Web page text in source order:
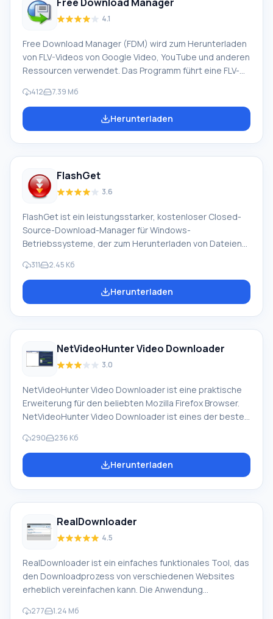
der auf der Website bereitgestellten Form. Das
Programm liest den Link und beginnt mit dem
4.1
Free Download Manager (FDM) wird zum Herunterladen
von FLV-Videos von Google Video, YouTube und anderen
Ressourcen verwendet. Das Programm führt eine FLV-
Archiven ist möglich. Der Manager verfügt über eine
benutzerfreundliche, intuitive Oberfläche. Er ist ein
Manager, Site-Viewer, Beschleuniger und
Hauptfunktionen: Open Source, integrierter FTP-Client,
Möglichkeit zum Erstellen von Torrent-Dateien. Ray
412 7.39 Mб
Herunterladen
FlashGet
3.6
FlashGet ist ein leistungsstarker, kostenloser Closed-
Source-Download-Manager für Windows-
Betriebssysteme, der zum Herunterladen von Dateien
erheblich erhöht sowie die Dateien während und nach
dem Download effizient und schnell verwaltet. FlashGet
gilt als einer der besten Manager und behauptet
das 6- bis 10-fache, indem Dateien in Teile aufgeteilt
und gleichzeitig heruntergeladen werden. Darüber
311 2.45 Кб
Herunterladen
NetVideoHunter Video Downloader
3.0
NetVideoHunter Video Downloader ist eine praktische
Erweiterung für den beliebten Mozilla Firefox Browser.
NetVideoHunter Video Downloader ist eines der besten
benötigten Audio- und Videodateien von den
beliebtesten Internetressourcen (YouTube, Facebook,
VKontakte, Metacafe, Dailymotion, Break, DivShare und
Sie können die Auflösung (360p, 480p, 720p, 1080p
290 236 Кб
Herunterladen
RealDownloader
4.5
RealDownloader ist ein einfaches funktionales Tool, das
den Downloadprozess von verschiedenen Websites
erheblich vereinfachen kann. Die Anwendung
Chrome und Internet Explorer. Die Arbeit mit der
277 1.24 Мб